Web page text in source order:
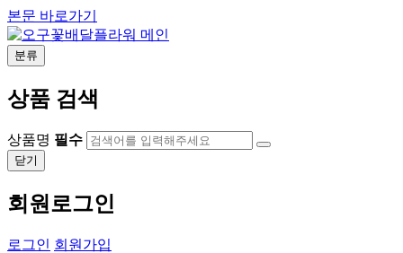
본문 바로가기
분류
상품 검색
상품명 필수
닫기
회원로그인
로그인 회원가입